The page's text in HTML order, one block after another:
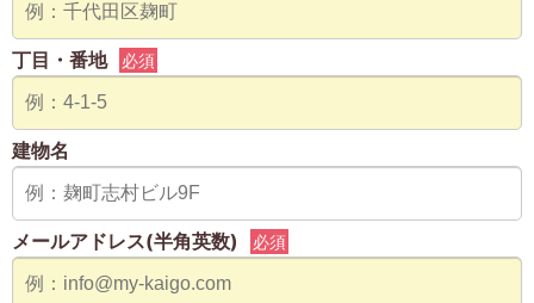
丁目・番地 必須
建物名
メールアドレス(半角英数) 必須